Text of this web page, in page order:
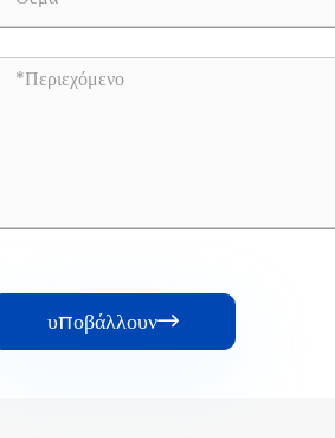
υποβάλλουν